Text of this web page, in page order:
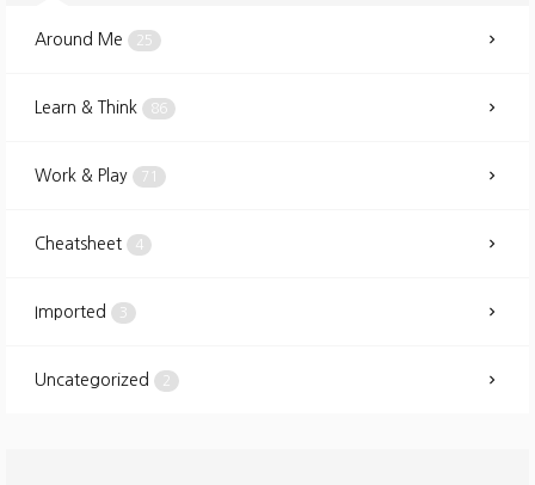
Around Me 25
Learn & Think 86
Work & Play 71
Cheatsheet 4
Imported 3
Uncategorized 2